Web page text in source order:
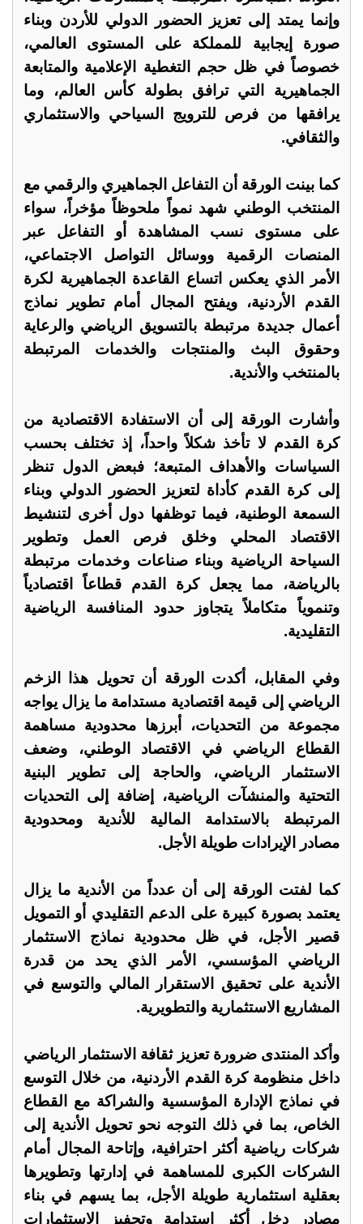
وإنما يمتد إلى تعزيز الحضور الدولي للأردن وبناء
صورة إيجابية للمملكة على المستوى العالمي،
خصوصاً في ظل حجم التغطية الإعلامية والمتابعة
الجماهيرية التي ترافق بطولة كأس العالم، وما
يرافقها من فرص للترويج السياحي والاستثماري
والثقافي.
كما بينت الورقة أن التفاعل الجماهيري والرقمي مع
المنتخب الوطني شهد نمواً ملحوظاً مؤخراً، سواء
على مستوى نسب المشاهدة أو التفاعل عبر
المنصات الرقمية ووسائل التواصل الاجتماعي،
الأمر الذي يعكس اتساع القاعدة الجماهيرية لكرة
القدم الأردنية، ويفتح المجال أمام تطوير نماذج
أعمال جديدة مرتبطة بالتسويق الرياضي والرعاية
وحقوق البث والمنتجات والخدمات المرتبطة
بالمنتخب والأندية.
وأشارت الورقة إلى أن الاستفادة الاقتصادية من
كرة القدم لا تأخذ شكلاً واحداً، إذ تختلف بحسب
السياسات والأهداف المتبعة؛ فبعض الدول تنظر
إلى كرة القدم كأداة لتعزيز الحضور الدولي وبناء
السمعة الوطنية، فيما توظفها دول أخرى لتنشيط
الاقتصاد المحلي وخلق فرص العمل وتطوير
السياحة الرياضية وبناء صناعات وخدمات مرتبطة
بالرياضة، مما يجعل كرة القدم قطاعاً اقتصادياً
وتنموياً متكاملاً يتجاوز حدود المنافسة الرياضية
التقليدية.
وفي المقابل، أكدت الورقة أن تحويل هذا الزخم
الرياضي إلى قيمة اقتصادية مستدامة ما يزال يواجه
مجموعة من التحديات، أبرزها محدودية مساهمة
القطاع الرياضي في الاقتصاد الوطني، وضعف
الاستثمار الرياضي، والحاجة إلى تطوير البنية
التحتية والمنشآت الرياضية، إضافة إلى التحديات
المرتبطة بالاستدامة المالية للأندية ومحدودية
مصادر الإيرادات طويلة الأجل.
كما لفتت الورقة إلى أن عدداً من الأندية ما يزال
يعتمد بصورة كبيرة على الدعم التقليدي أو التمويل
قصير الأجل، في ظل محدودية نماذج الاستثمار
الرياضي المؤسسي، الأمر الذي يحد من قدرة
الأندية على تحقيق الاستقرار المالي والتوسع في
المشاريع الاستثمارية والتطويرية.
وأكد المنتدى ضرورة تعزيز ثقافة الاستثمار الرياضي
داخل منظومة كرة القدم الأردنية، من خلال التوسع
في نماذج الإدارة المؤسسية والشراكة مع القطاع
الخاص، بما في ذلك التوجه نحو تحويل الأندية إلى
شركات رياضية أكثر احترافية، وإتاحة المجال أمام
الشركات الكبرى للمساهمة في إدارتها وتطويرها
بعقلية استثمارية طويلة الأجل، بما يسهم في بناء
مصادر دخل أكثر استدامة وتحفيز الاستثمارات